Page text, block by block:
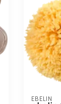
EBELIN